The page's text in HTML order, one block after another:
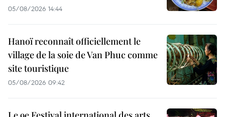
05/08/2026 14:44
Hanoï reconnaît officiellement le
village de la soie de Van Phuc comme
site touristique
05/08/2026 09:42